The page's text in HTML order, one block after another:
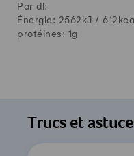
Par dl:
Énergie: 2562kJ / 612
protéines: 1g
Trucs et